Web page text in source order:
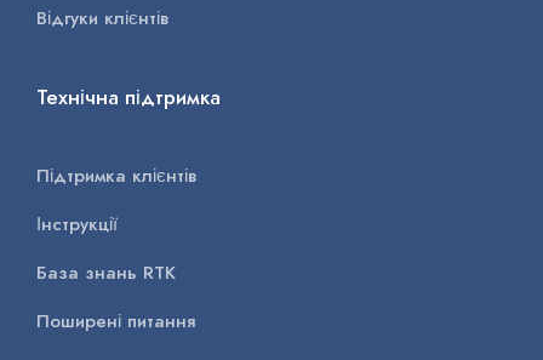
Відгуки клієнтів
Технічна підтримка
Підтримка клієнтів
Інструкції
База знань RTK
Поширені питання